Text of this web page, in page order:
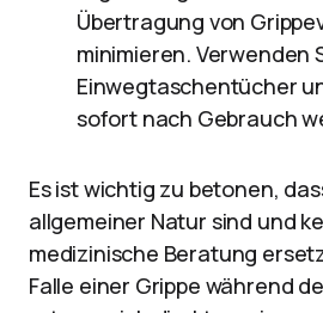
Übertragung von
minimieren. Verwenden
Einwegtaschentücher
sofort nach Gebrauch
Es ist wichtig zu betonen,
allgemeiner Natur sind und
medizinische Beratung
Falle einer Grippe während